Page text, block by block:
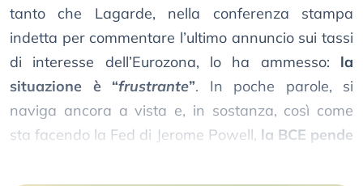
tanto che Lagarde, nella conferenza stampa
indetta per commentare l’ultimo annuncio sui tassi
di interesse dell’Eurozona, lo ha ammesso: la
situazione è “frustrante”. In poche parole, si
naviga ancora a vista e, in sostanza, così come
sta facendo la Fed di Jerome Powell, la BCE pende